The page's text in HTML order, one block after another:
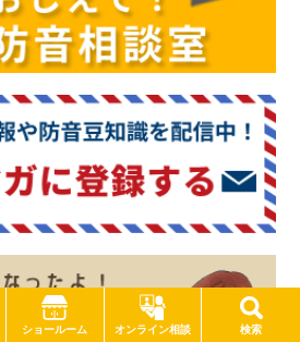
ショールーム オンライン相談 検索